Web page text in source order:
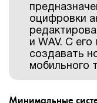
оцифровки
и WAV. С
создавать
мобильного
Минимальные